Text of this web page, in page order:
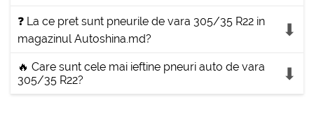
❓ La ce pret sunt pneurile de vara 305/35 R22 in
magazinul Autoshina.md?
🔥 Care sunt cele mai ieftine pneuri auto de vara
305/35 R22?